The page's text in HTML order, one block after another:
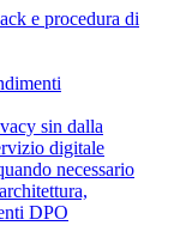
e procedura di
sin dalla
digitale
necessario
DPO